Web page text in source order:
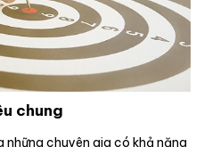
chung
chuyên gia có khả năng